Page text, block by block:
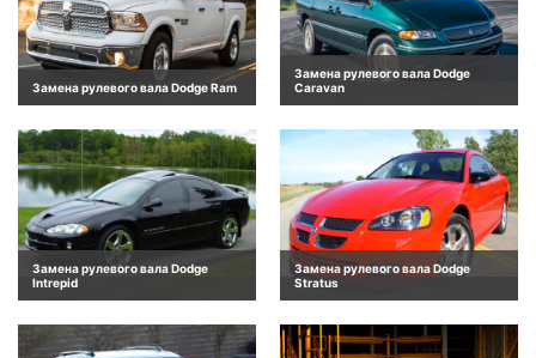
Замена рулевого вала Dodge Ram
Замена рулевого вала Dodge
Caravan
Замена рулевого вала Dodge
Intrepid
Замена рулевого вала Dodge
Stratus